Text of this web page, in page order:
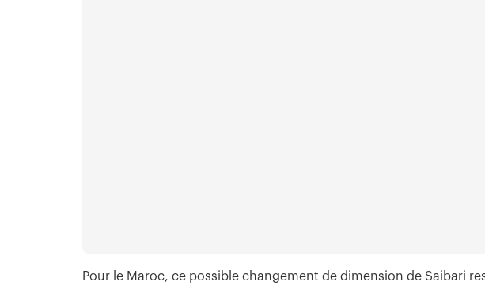
Pour le Maroc, ce possible changement de dimension de Saibari